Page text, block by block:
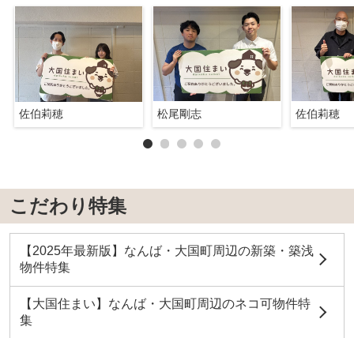
佐伯莉穂 松尾剛志 佐伯莉穂
こだわり特集
【2025年最新版】なんば・大国町周辺の新築・築浅
物件特集
【大国住まい】なんば・大国町周辺のネコ可物件特
集